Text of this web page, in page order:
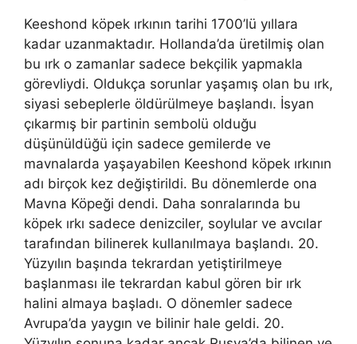
Keeshond köpek ırkının tarihi 1700’lü yıllara
kadar uzanmaktadır. Hollanda’da üretilmiş olan
bu ırk o zamanlar sadece bekçilik yapmakla
görevliydi. Oldukça sorunlar yaşamış olan bu ırk,
siyasi sebeplerle öldürülmeye başlandı. İsyan
çıkarmış bir partinin sembolü olduğu
düşünüldüğü için sadece gemilerde ve
mavnalarda yaşayabilen Keeshond köpek ırkının
adı birçok kez değiştirildi. Bu dönemlerde ona
Mavna Köpeği dendi. Daha sonralarında bu
köpek ırkı sadece denizciler, soylular ve avcılar
tarafından bilinerek kullanılmaya başlandı. 20.
Yüzyılın başında tekrardan yetiştirilmeye
başlanması ile tekrardan kabul gören bir ırk
halini almaya başladı. O dönemler sadece
Avrupa’da yaygın ve bilinir hale geldi. 20.